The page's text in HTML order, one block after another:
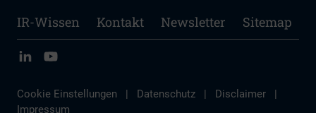
IR-Wissen Kontakt Newsletter Sitemap
Cookie Einstellungen | Datenschutz | Disclaimer
|
Impressum